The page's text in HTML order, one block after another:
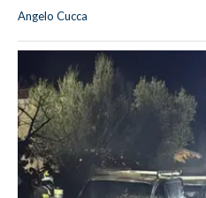
Angelo Cucca